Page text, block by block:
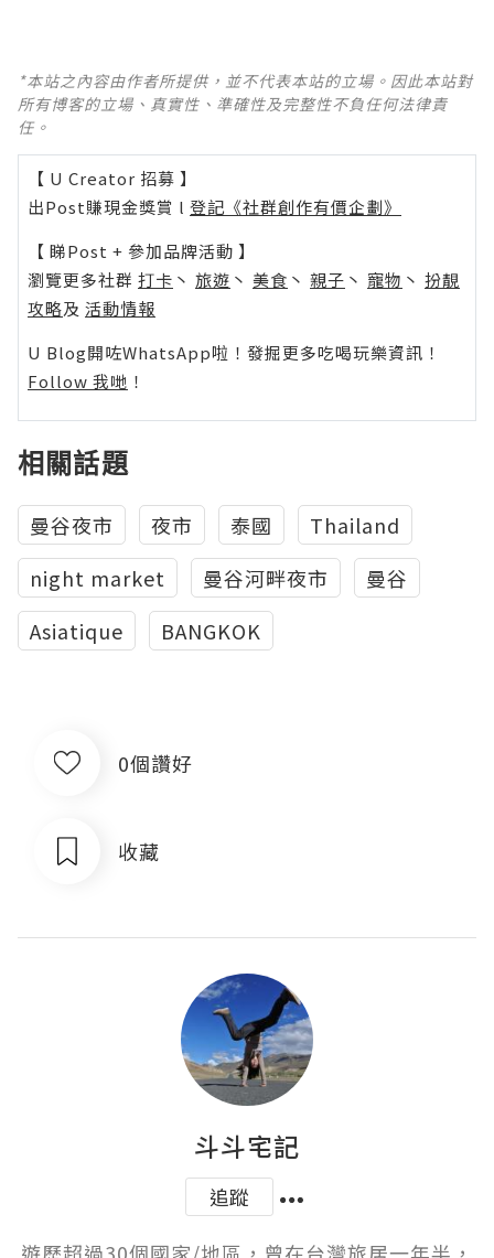
*本站之內容由作者所提供，並不代表本站的立場。因此本站對
所有博客的立場、真實性、準確性及完整性不負任何法律責
任。
【 U Creator 招募 】
出Post賺現金獎賞 l 登記《社群創作有價企劃》
【 睇Post + 參加品牌活動 】
瀏覽更多社群 打卡 丶 旅遊 丶 美食 丶 親子 丶 寵物 丶 扮靚
攻略及 活動情報
U Blog開咗WhatsApp啦！發掘更多吃喝玩樂資訊！
Follow 我哋 ！
相關話題
曼谷夜市 夜市 泰國
Thailand
night market
曼谷河畔夜市
曼谷
Asiatique
BANGKOK
0個讚好
收藏
斗斗宅記
追蹤